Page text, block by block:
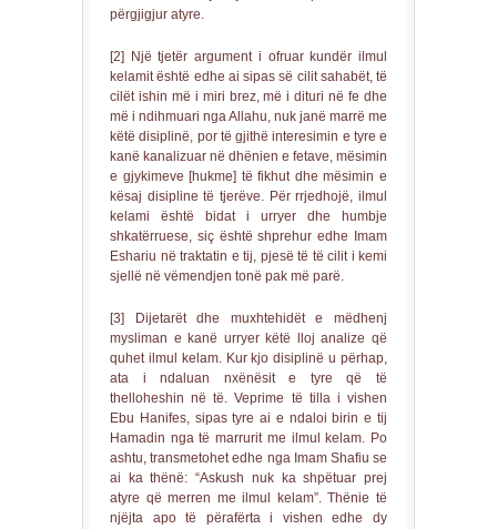
përgjigjur atyre.
[2] Një tjetër argument i ofruar kundër ilmul
kelamit është edhe ai sipas së cilit sahabët, të
cilët ishin më i miri brez, më i dituri në fe dhe
më i ndihmuari nga Allahu, nuk janë marrë me
këtë disiplinë, por të gjithë interesimin e tyre e
kanë kanalizuar në dhënien e fetave, mësimin
e gjykimeve [hukme] të fikhut dhe mësimin e
kësaj disipline të tjerëve. Për rrjedhojë, ilmul
kelami është bidat i urryer dhe humbje
shkatërruese, siç është shprehur edhe Imam
Eshariu në traktatin e tij, pjesë të të cilit i kemi
sjellë në vëmendjen tonë pak më parë.
[3] Dijetarët dhe muxhtehidët e mëdhenj
mysliman e kanë urryer këtë lloj analize që
quhet ilmul kelam. Kur kjo disiplinë u përhap,
ata i ndaluan nxënësit e tyre që të
thelloheshin në të. Veprime të tilla i vishen
Ebu Hanifes, sipas tyre ai e ndaloi birin e tij
Hamadin nga të marrurit me ilmul kelam. Po
ashtu, transmetohet edhe nga Imam Shafiu se
ai ka thënë: “Askush nuk ka shpëtuar prej
atyre që merren me ilmul kelam”. Thënie të
njëjta apo të përafërta i vishen edhe dy